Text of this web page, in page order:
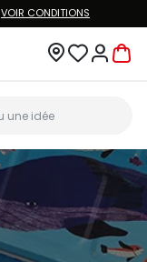
VOIR CONDITIONS